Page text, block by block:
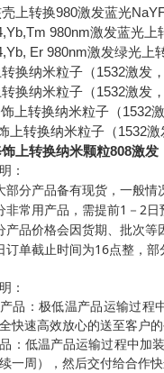
上转换980激发蓝光
980nm激发蓝光上
Er 980nm激发绿光上
换纳米粒子（1532激发
换纳米粒子（1532激发
上转换纳米粒子（1532
上转换纳米粒子（1532激
上转换纳米颗粒808激发
：
部分产品备有现货，一般情
非常用产品，需提前1 － 2日
产品价格会因货期、批次等
订单截止时间为16点整，部
：
品：极低温产品运输过程
快速高效放心的送至客户
：低温产品运输过程中加
一周），然后交付给合作